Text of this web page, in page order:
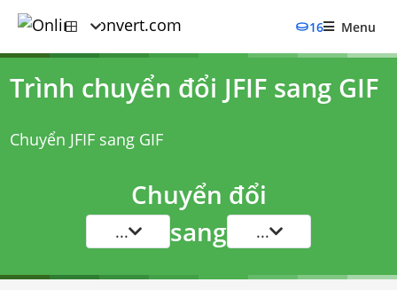
16 Menu
Trình chuyển đổi JFIF sang GIF
Chuyển JFIF sang GIF
Chuyển đổi
... sang ...